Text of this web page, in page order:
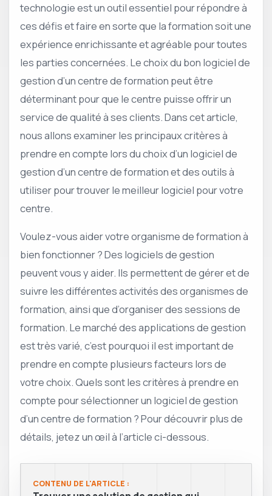
technologie est un outil essentiel pour répondre à
ces défis et faire en sorte que la formation soit une
expérience enrichissante et agréable pour toutes
les parties concernées. Le choix du bon logiciel de
gestion d’un centre de formation peut être
déterminant pour que le centre puisse offrir un
service de qualité à ses clients. Dans cet article,
nous allons examiner les principaux critères à
prendre en compte lors du choix d’un logiciel de
gestion d’un centre de formation et des outils à
utiliser pour trouver le meilleur logiciel pour votre
centre.
Voulez-vous aider votre organisme de formation à
bien fonctionner ? Des logiciels de gestion
peuvent vous y aider. Ils permettent de gérer et de
suivre les différentes activités des organismes de
formation, ainsi que d’organiser des sessions de
formation. Le marché des applications de gestion
est très varié, c’est pourquoi il est important de
prendre en compte plusieurs facteurs lors de
votre choix. Quels sont les critères à prendre en
compte pour sélectionner un logiciel de gestion
d’un centre de formation ? Pour découvrir plus de
détails, jetez un œil à l’article ci-dessous.
CONTENU DE L'ARTICLE :